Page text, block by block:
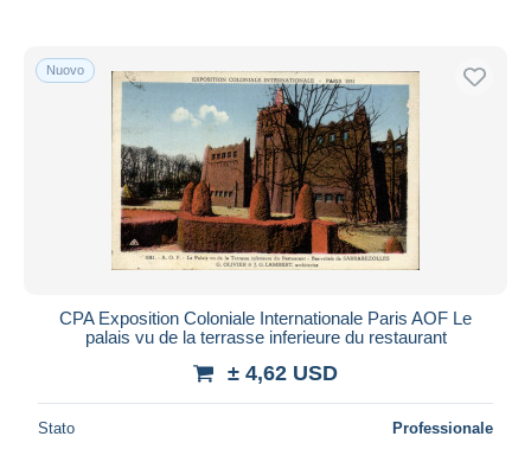
Nuovo
CPA Exposition Coloniale Internationale Paris AOF Le
palais vu de la terrasse inferieure du restaurant
± 4,62 USD
Stato Professionale